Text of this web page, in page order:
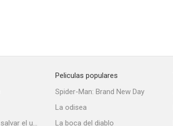
Stuart no consigue salvar el universo
Peliculas populares
Spider-Man: Brand New Day
La odisea
La boca del diablo